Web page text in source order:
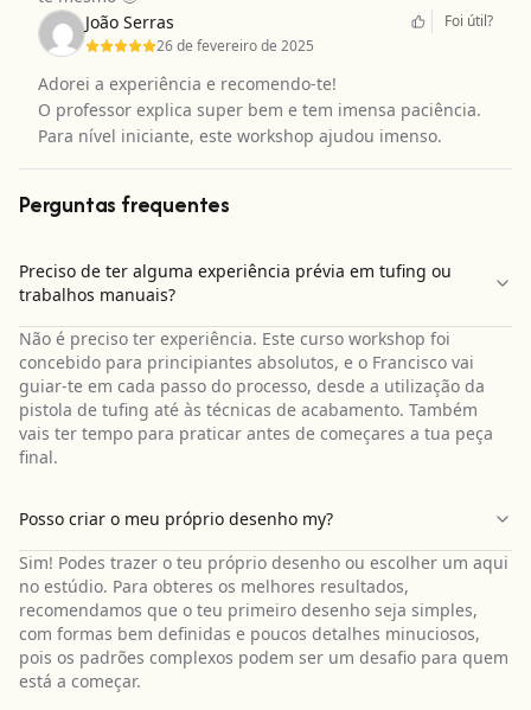
João Serras
26 de fevereiro de 2025
Foi útil?
Adorei a experiência e recomendo-te!
O professor explica super bem e tem imensa paciência.
Para nível iniciante, este workshop ajudou imenso.
Perguntas frequentes
Preciso de ter alguma experiência prévia em tufing ou
trabalhos manuais?
Não é preciso ter experiência. Este curso workshop foi
concebido para principiantes absolutos, e o Francisco vai
guiar-te em cada passo do processo, desde a utilização da
pistola de tufing até às técnicas de acabamento. Também
vais ter tempo para praticar antes de começares a tua peça
final.
Posso criar o meu próprio desenho my?
Sim! Podes trazer o teu próprio desenho ou escolher um aqui
no estúdio. Para obteres os melhores resultados,
recomendamos que o teu primeiro desenho seja simples,
com formas bem definidas e poucos detalhes minuciosos,
pois os padrões complexos podem ser um desafio para quem
está a começar.